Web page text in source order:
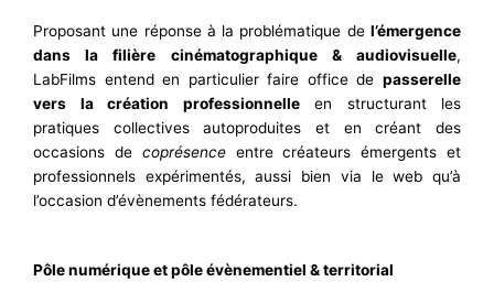
Proposant une réponse à la problématique de l’émergence
dans la filière cinématographique & audiovisuelle,
LabFilms entend en particulier faire office de passerelle
vers la création professionnelleen structurant les
pratiques collectives autoproduites et en créant des
occasions de coprésenceentre créateurs émergents et
professionnels expérimentés, aussi bien via le web qu’à
l’occasion d’évènements fédérateurs.
Pôle numérique et pôle évènementiel & territorial